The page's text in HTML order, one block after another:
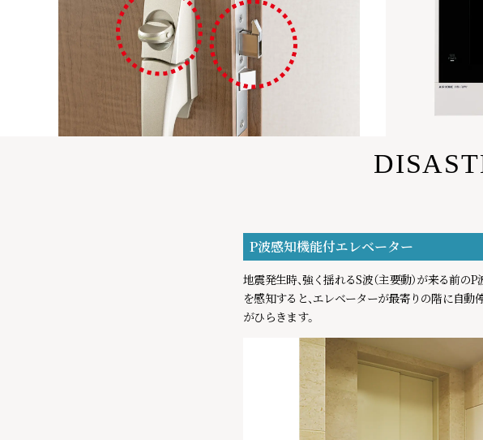
P波感知機能付エレベーター
地震発生時、強く揺れるS波（主要動）が来る前のP
を感知すると、エレベーターが最寄りの階に自動
がひらきます。